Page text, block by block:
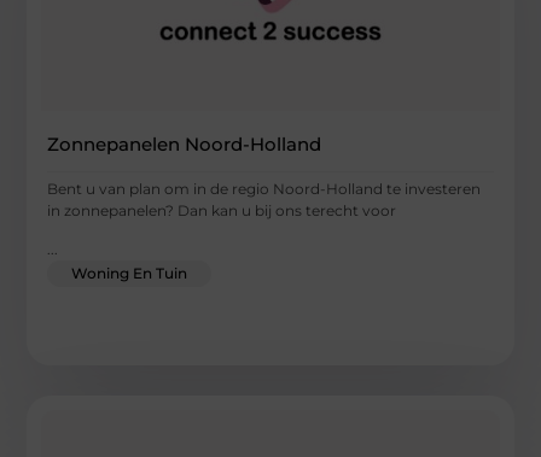
Zonnepanelen Noord-Holland
Bent u van plan om in de regio Noord-Holland te investeren
in zonnepanelen? Dan kan u bij ons terecht voor
...
Woning En Tuin